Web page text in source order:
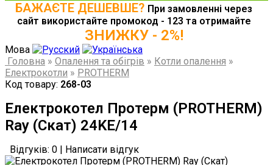
БАЖАЄТЕ ДЕШЕВШЕ? При замовленні через
сайт використайте промокод - 123 та отримайте
ЗНИЖКУ - 2%!
Мова
Головна » Опалення та обігрів » Котли опалення »
Електрокотли » PROTHERM
Код товару: 268-03
Електрокотел Протерм (PROTHERM)
Ray (Скат) 24KE/14
Відгуків: 0 Написати відгук